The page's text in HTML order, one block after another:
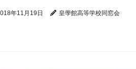
年11月19日 皇學館高等学校同窓会